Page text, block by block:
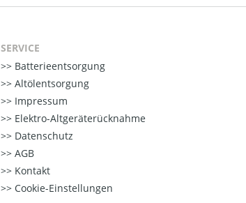
SERVICE
Batterieentsorgung
Altölentsorgung
Impressum
Elektro-Altgeräterücknahme
Datenschutz
AGB
Kontakt
Cookie-Einstellungen